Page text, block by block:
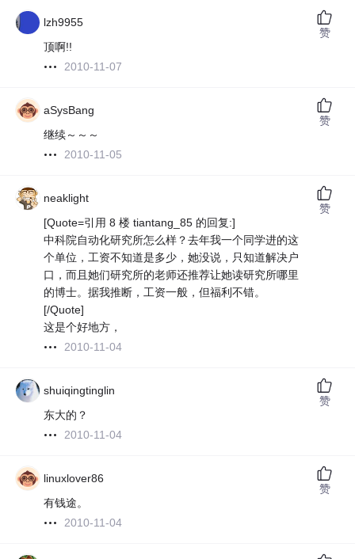
lzh9955
顶啊!!
2010-11-07
赞
aSysBang
继续～～～
2010-11-05
赞
neaklight
[Quote=引用 8 楼 tiantang_85 的回复:]
中科院自动化研究所怎么样？去年我一个同学进的这
个单位，工资不知道是多少，她没说，只知道解决户
口，而且她们研究所的老师还推荐让她读研究所哪里
的博士。据我推断，工资一般，但福利不错。
[/Quote]
这是个好地方，
2010-11-04
赞
shuiqingtinglin
东大的？
2010-11-04
赞
linuxlover86
有钱途。
2010-11-04
赞